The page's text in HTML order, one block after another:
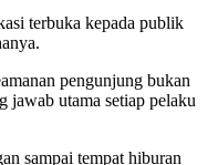
terbuka kepada publik
pengunjung bukan
jawab utama setiap pelaku
sampai tempat hiburan